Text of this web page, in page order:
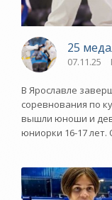
25
07.11.25
В Ярославле
соревнования по
вышли юноши и
юниорки 16-17 лет.